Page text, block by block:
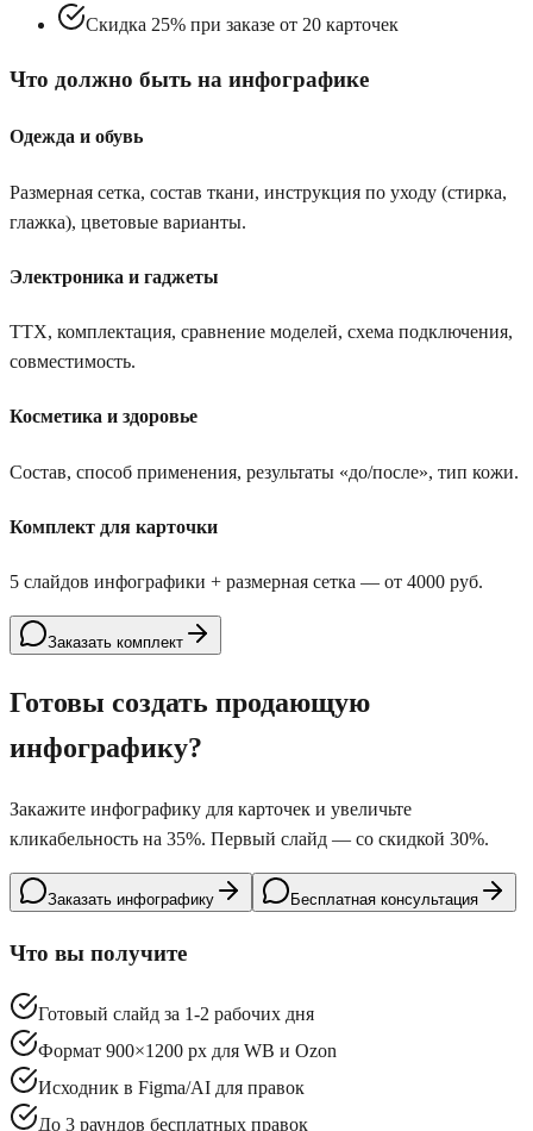
Скидка 25% при заказе от 20 карточек
Что должно быть на инфографике
Одежда и обувь
Размерная сетка, состав ткани, инструкция по уходу (стирка,
глажка), цветовые варианты.
Электроника и гаджеты
ТТХ, комплектация, сравнение моделей, схема подключения,
совместимость.
Косметика и здоровье
Состав, способ применения, результаты «до/после», тип кожи.
Комплект для карточки
5 слайдов инфографики + размерная сетка — от 4000 руб.
Заказать комплект
Готовы создать продающую
инфографику?
Закажите инфографику для карточек и увеличьте
кликабельность на 35%. Первый слайд — со скидкой 30%.
Заказать инфографику Бесплатная консультация
Что вы получите
Готовый слайд за 1-2 рабочих дня
Формат 900×1200 px для WB и Ozon
Исходник в Figma/AI для правок
До 3 раундов бесплатных правок